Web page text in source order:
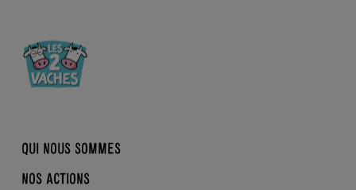
QUI NOUS SOMMES
NOTRE HISTOIRE
NOS ACTIONS